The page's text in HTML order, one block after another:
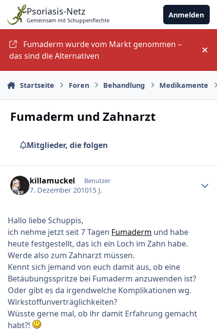
Zu Inhalt springen
Psoriasis-Netz
Gemeinsam mit Schuppenflechte
Anmelden
Fumaderm wurde vom Markt genommen –
das sind die Alternativen
Startseite Foren Behandlung Medikamente
Fumaderm und Zahnarzt
Mitglieder, die folgen
killamuckel Benutzer
7. Dezember 201015 J.
Hallo liebe Schuppis,
ich nehme jetzt seit 7 Tagen Fumaderm und habe
heute festgestellt, das ich ein Loch im Zahn habe.
Werde also zum Zahnarzt müssen.
Kennt sich jemand von euch damit aus, ob eine
Betäubungsspritze bei Fumaderm anzuwenden ist?
Oder gibt es da irgendwelche Komplikationen wg.
Wirkstoffunverträglichkeiten?
Wüsste gerne mal, ob ihr damit Erfahrung gemacht
habt?!